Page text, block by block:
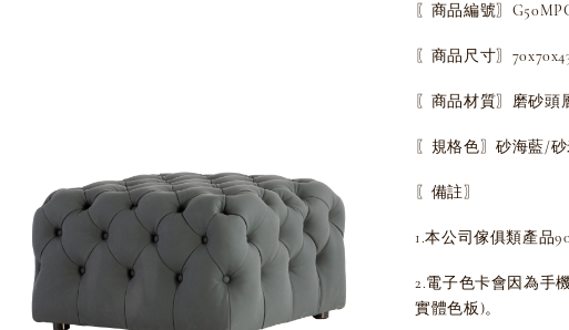
〖商品編號〗
〖商品尺寸〗
〖商品材質〗磨砂頭
〖規格色〗砂海藍/
〖備註〗
1.本公司傢俱類產品
2.電子色卡會因為手
實體色板)。